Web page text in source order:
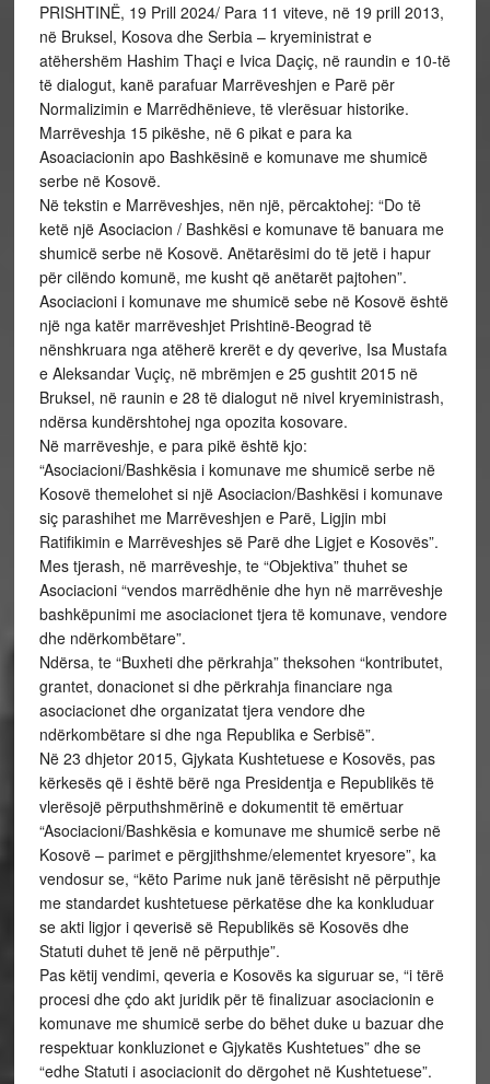
PRISHTINË, 19 Prill 2024/ Para 11 viteve, në 19 prill 2013,
në Bruksel, Kosova dhe Serbia – kryeministrat e
atëhershëm Hashim Thaçi e Ivica Daçiç, në raundin e 10-të
të dialogut, kanë parafuar Marrëveshjen e Parë për
Normalizimin e Marrëdhënieve, të vlerësuar historike.
Marrëveshja 15 pikëshe, në 6 pikat e para ka
Asoaciacionin apo Bashkësinë e komunave me shumicë
serbe në Kosovë.
Në tekstin e Marrëveshjes, nën një, përcaktohej: “Do të
ketë një Asociacion / Bashkësi e komunave të banuara me
shumicë serbe në Kosovë. Anëtarësimi do të jetë i hapur
për cilëndo komunë, me kusht që anëtarët pajtohen”.
Asociacioni i komunave me shumicë sebe në Kosovë është
një nga katër marrëveshjet Prishtinë-Beograd të
nënshkruara nga atëherë krerët e dy qeverive, Isa Mustafa
e Aleksandar Vuçiç, në mbrëmjen e 25 gushtit 2015 në
Bruksel, në raunin e 28 të dialogut në nivel kryeministrash,
ndërsa kundërshtohej nga opozita kosovare.
Në marrëveshje, e para pikë është kjo:
“Asociacioni/Bashkësia i komunave me shumicë serbe në
Kosovë themelohet si një Asociacion/Bashkësi i komunave
siç parashihet me Marrëveshjen e Parë, Ligjin mbi
Ratifikimin e Marrëveshjes së Parë dhe Ligjet e Kosovës”.
Mes tjerash, në marrëveshje, te “Objektiva” thuhet se
Asociacioni “vendos marrëdhënie dhe hyn në marrëveshje
bashkëpunimi me asociacionet tjera të komunave, vendore
dhe ndërkombëtare”.
Ndërsa, te “Buxheti dhe përkrahja” theksohen “kontributet,
grantet, donacionet si dhe përkrahja financiare nga
asociacionet dhe organizatat tjera vendore dhe
ndërkombëtare si dhe nga Republika e Serbisë”.
Në 23 dhjetor 2015, Gjykata Kushtetuese e Kosovës, pas
kërkesës që i është bërë nga Presidentja e Republikës të
vlerësojë përputhshmërinë e dokumentit të emërtuar
“Asociacioni/Bashkësia e komunave me shumicë serbe në
Kosovë – parimet e përgjithshme/elementet kryesore”, ka
vendosur se, “këto Parime nuk janë tërësisht në përputhje
me standardet kushtetuese përkatëse dhe ka konkluduar
se akti ligjor i qeverisë së Republikës së Kosovës dhe
Statuti duhet të jenë në përputhje”.
Pas këtij vendimi, qeveria e Kosovës ka siguruar se, “i tërë
procesi dhe çdo akt juridik për të finalizuar asociacionin e
komunave me shumicë serbe do bëhet duke u bazuar dhe
respektuar konkluzionet e Gjykatës Kushtetues” dhe se
“edhe Statuti i asociacionit do dërgohet në Kushtetuese”.